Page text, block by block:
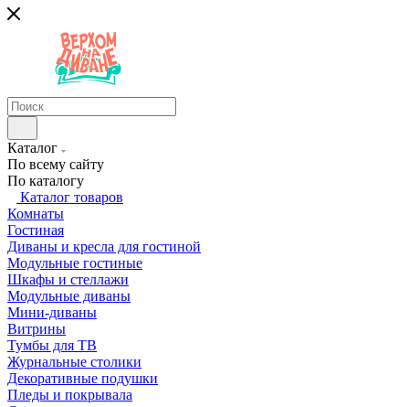
Каталог
По всему сайту
По каталогу
Каталог товаров
Комнаты
Гостиная
Диваны и кресла для гостиной
Модульные гостиные
Шкафы и стеллажи
Модульные диваны
Мини-диваны
Витрины
Тумбы для ТВ
Журнальные столики
Декоративные подушки
Пледы и покрывала